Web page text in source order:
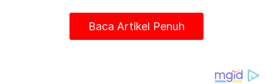
Ng Chong Hwa, Ramli berkata, siasatan
masih diperingkat awal.
Baca Artikel Penuh